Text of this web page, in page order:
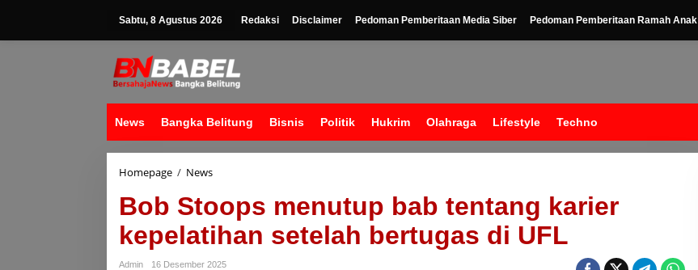
Sabtu, 8 Agustus 2026 Redaksi Disclaimer Pedoman Pemberitaan Media Siber Pedoman Pemberitaan Ramah Anak
News Bangka Belitung Bisnis Politik Hukrim Olahraga Lifestyle Techno
Homepage / NewsBob
menutup
bab
tentang
karier
kepelatihan
Bob Stoops menutup bab tentang karier
kepelatihan setelah bertugas di UFL
Admin
16 Desember 2025